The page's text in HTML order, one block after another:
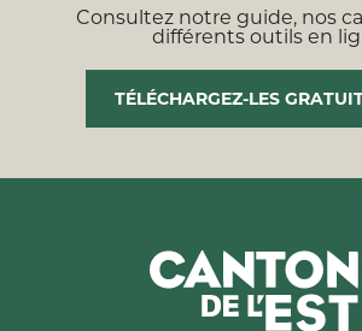
Consultez notre guide, nos
différents outils en
TÉLÉCHARGEZ-LES